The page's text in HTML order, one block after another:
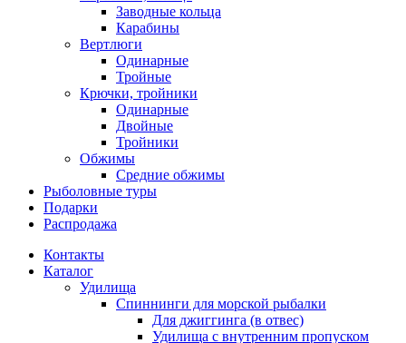
Заводные кольца
Карабины
Вертлюги
Одинарные
Тройные
Крючки, тройники
Одинарные
Двойные
Тройники
Обжимы
Средние обжимы
Рыболовные туры
Подарки
Распродажа
Контакты
Каталог
Удилища
Спиннинги для морской рыбалки
Для джиггинга (в отвес)
Удилища с внутренним пропуском